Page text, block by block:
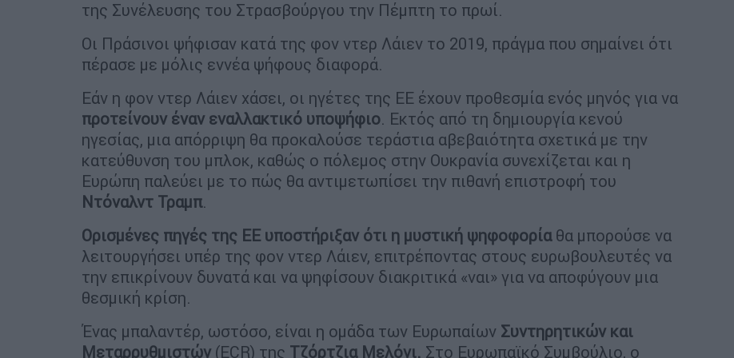
της Συνέλευσης του Στρασβούργου την Πέμπτη το πρωί.
Οι Πράσινοι ψήφισαν κατά της φον ντερ Λάιεν το 2019, πράγμα που σημαίνει ότι
πέρασε με μόλις εννέα ψήφους διαφορά.
Εάν η φον ντερ Λάιεν χάσει, οι ηγέτες της ΕΕ έχουν προθεσμία ενός μηνός για να
προτείνουν έναν εναλλακτικό υποψήφιο. Εκτός από τη δημιουργία κενού
ηγεσίας, μια απόρριψη θα προκαλούσε τεράστια αβεβαιότητα σχετικά με την
κατεύθυνση του μπλοκ, καθώς ο πόλεμος στην Ουκρανία συνεχίζεται και η
Ευρώπη παλεύει με το πώς θα αντιμετωπίσει την πιθανή επιστροφή του
Ντόναλντ Τραμπ.
Ορισμένες πηγές της ΕΕ υποστήριξαν ότι η μυστική ψηφοφορίαθα μπορούσε να
λειτουργήσει υπέρ της φον ντερ Λάιεν, επιτρέποντας στους ευρωβουλευτές να
την επικρίνουν δυνατά και να ψηφίσουν διακριτικά «ναι» για να αποφύγουν μια
θεσμική κρίση.
Ένας μπαλαντέρ, ωστόσο, είναι η ομάδα των Ευρωπαίων Συντηρητικών και
Μεταρρυθμιστών (ECR) της Τζόρτζια Μελόνι. Στο Ευρωπαϊκό Συμβούλιο, ο